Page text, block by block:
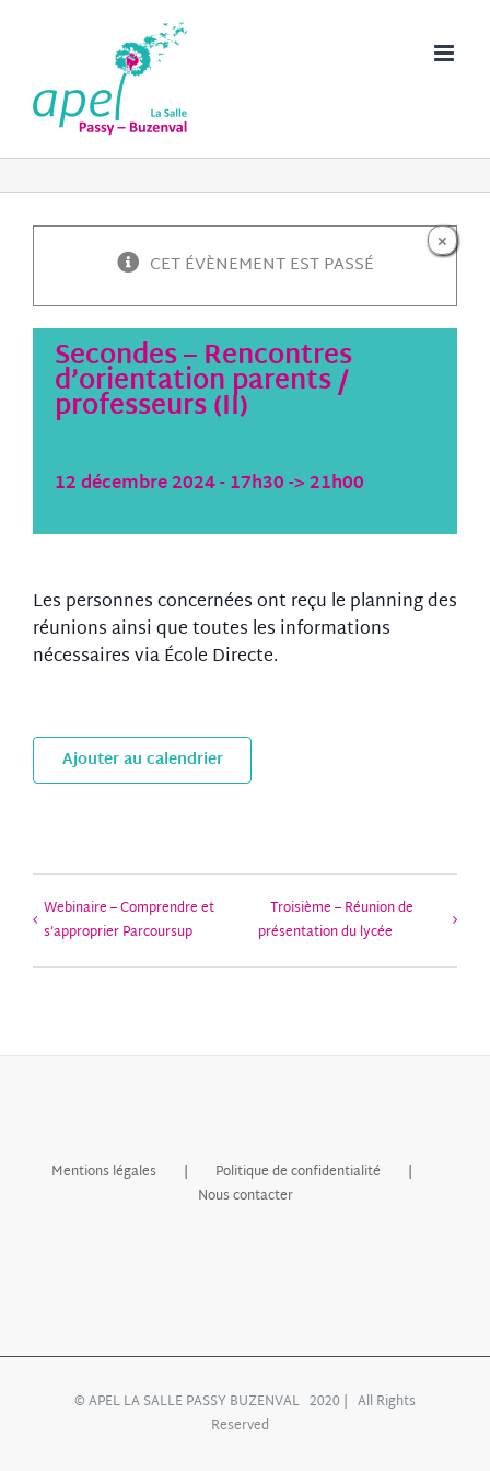
×
CET ÉVÈNEMENT EST PASSÉ
Secondes – Rencontres
d’orientation parents /
professeurs (II)
12 décembre 2024 - 17h30->21h00
Les personnes concernées ont reçu le planning des
réunions ainsi que toutes les informations
nécessaires via École Directe.
Ajouter au calendrier
Webinaire – Comprendre et
s’approprier Parcoursup
Troisième – Réunion de
présentation du lycée
Mentions légales
Politique de confidentialité
Nous contacter
© APEL LA SALLE PASSY BUZENVAL 2020 | All Rights
Reserved